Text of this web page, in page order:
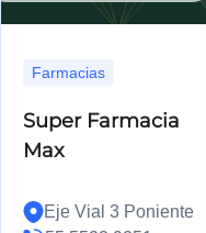
Farmacias
Super Farmacia
Max
Eje Vial 3 Poniente